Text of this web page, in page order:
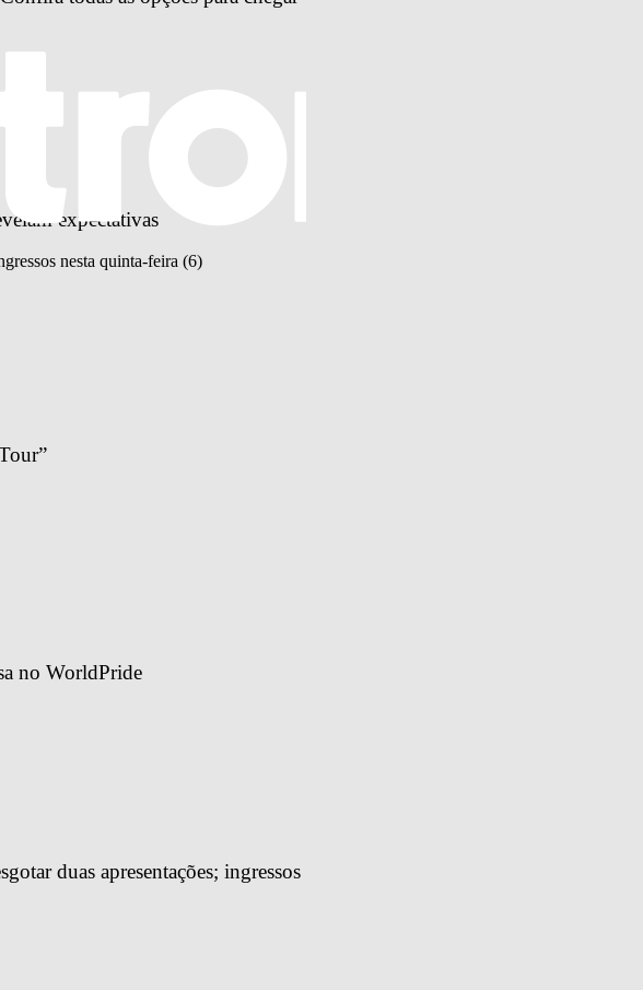
expectativas
nesta quinta-feira (6)
no WorldPride
duas apresentações; ingressos